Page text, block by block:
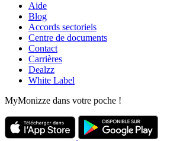
Aide
Blog
Accords sectoriels
Centre de documents
Contact
Carrières
Dealzz
White Label
MyMonizze dans votre poche !